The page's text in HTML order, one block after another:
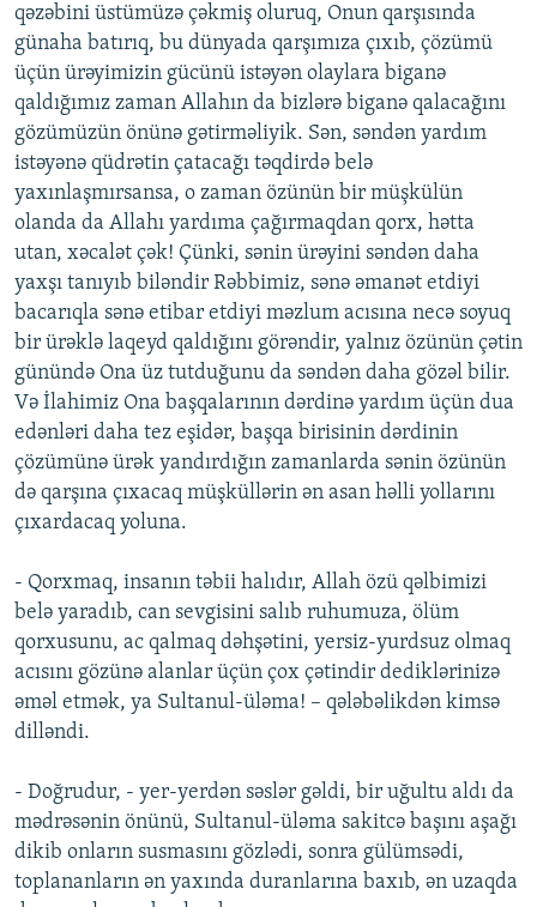
qəzəbini üstümüzə çəkmiş oluruq, Onun qarşısında
günaha batırıq, bu dünyada qarşımıza çıxıb, çözümü
üçün ürəyimizin gücünü istəyən olaylara biganə
qaldığımız zaman Allahın da bizlərə biganə qalacağını
gözümüzün önünə gətirməliyik. Sən, səndən yardım
istəyənə qüdrətin çatacağı təqdirdə belə
yaxınlaşmırsansa, o zaman özünün bir müşkülün
olanda da Allahı yardıma çağırmaqdan qorx, hətta
utan, xəcalət çək! Çünki, sənin ürəyini səndən daha
yaxşı tanıyıb biləndir Rəbbimiz, sənə əmanət etdiyi
bacarıqla sənə etibar etdiyi məzlum acısına necə soyuq
bir ürəklə laqeyd qaldığını görəndir, yalnız özünün çətin
günündə Ona üz tutduğunu da səndən daha gözəl bilir.
Və İlahimiz Ona başqalarının dərdinə yardım üçün dua
edənləri daha tez eşidər, başqa birisinin dərdinin
çözümünə ürək yandırdığın zamanlarda sənin özünün
də qarşına çıxacaq müşküllərin ən asan həlli yollarını
çıxardacaq yoluna.
- Qorxmaq, insanın təbii halıdır, Allah özü qəlbimizi
belə yaradıb, can sevgisini salıb ruhumuza, ölüm
qorxusunu, ac qalmaq dəhşətini, yersiz-yurdsuz olmaq
acısını gözünə alanlar üçün çox çətindir dediklərinizə
əməl etmək, ya Sultanul-üləma! – qələbəlikdən kimsə
dilləndi.
- Doğrudur, - yer-yerdən səslər gəldi, bir uğultu aldı da
mədrəsənin önünü, Sultanul-üləma sakitcə başını aşağı
dikib onların susmasını gözlədi, sonra gülümsədi,
toplananların ən yaxında duranlarına baxıb, ən uzaqda